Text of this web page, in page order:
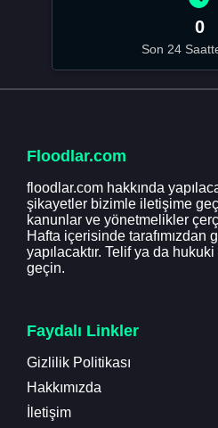
0
Son 24
Floodlar.com
floodlar.com hakkında
şikayetler bizimle iletişime
kanunlar ve yönetmelikler
Hafta içerisinde tarafımızdan
yapılacaktır. Telif ya da
geçin.
Faydalı Linkler
Gizlilik Politikası
Hakkımızda
İletişim